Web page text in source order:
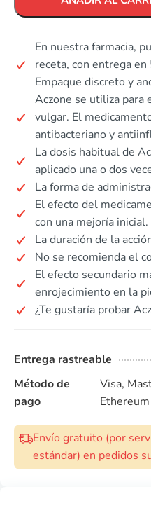
En nuestra farmacia,
receta, con entrega
Empaque discreto y
Aczone se utiliza para
vulgar. El
antibacteriano y
La dosis habitual de
aplicado una o dos
La forma de
El efecto del
con una mejoría inicial.
La duración de la
No se recomienda el
El efecto secundario
enrojecimiento en la
¿Te gustaría probar
Entrega rastreable
Método de
pago
Visa,
Ethereum
Envío gratuito (por
estándar) en pedidos